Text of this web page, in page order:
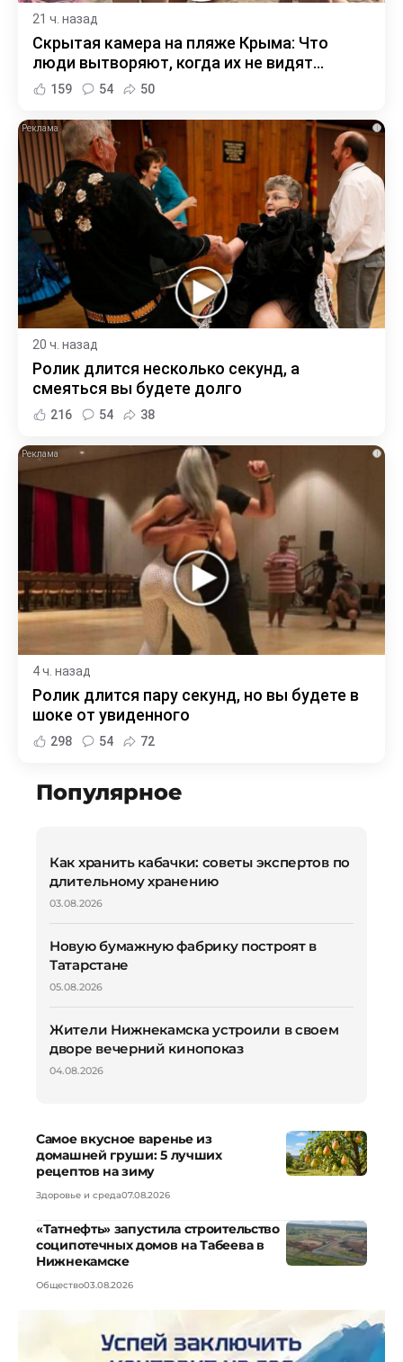
21 ч. назад
Скрытая камера на пляже Крыма: Что
люди вытворяют, когда их не видят...
159 54 50
i
20 ч. назад
Ролик длится несколько секунд, а
смеяться вы будете долго
216 54 38
i
4 ч. назад
Ролик длится пару секунд, но вы будете в
шоке от увиденного
298 54 72
Популярное
Как хранить кабачки: советы экспертов по
длительному хранению
03.08.2026
Новую бумажную фабрику построят в
Татарстане
05.08.2026
Жители Нижнекамска устроили в своем
дворе вечерний кинопоказ
04.08.2026
Самое вкусное варенье из
домашней груши: 5 лучших
рецептов на зиму
Здоровье и среда07.08.2026
«Татнефть» запустила строительство
соципотечных домов на Табеева в
Нижнекамске
Общество03.08.2026